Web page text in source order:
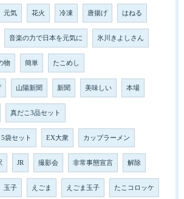
元気 花火 冷凍 唐揚げ はねる
音楽の力で日本を元気に 氷川きよしさん
物 簡単 たこめし
山陽新聞 新聞 美味しい 本場
真だこ3品セット
袋セット EX大衆 カップラーメン
JR 撮影会 非常事態宣言 解除
玉子 えごま えごま玉子 たこコロッケ